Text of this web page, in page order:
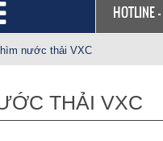
HOTLINE -
nước thải VXC
THẢI VXC